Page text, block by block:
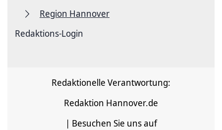
Region Hannover
Redaktions-Login
Redaktionelle Verantwortung:
Redaktion Hannover.de
| Besuchen Sie uns auf